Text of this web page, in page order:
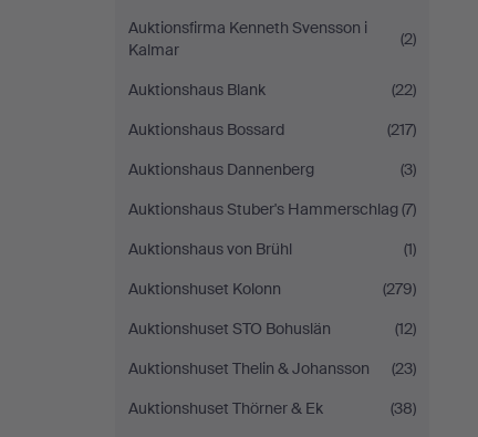
Auktionsfirma Kenneth Svensson i
Kalmar
(2)
Auktionshaus Blank
(22)
Auktionshaus Bossard
(217)
Auktionshaus Dannenberg
(3)
Auktionshaus Stuber's Hammerschlag(7)
Auktionshaus von Brühl
(1)
Auktionshuset Kolonn
(279)
Auktionshuset STO Bohuslän
(12)
Auktionshuset Thelin & Johansson
(23)
Auktionshuset Thörner & Ek
(38)